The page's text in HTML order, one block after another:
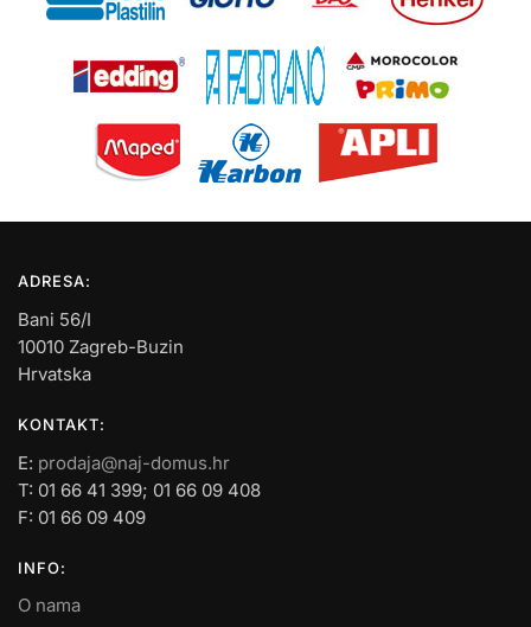
ADRESA:
Bani 56/I
10010 Zagreb-Buzin
Hrvatska
KONTAKT:
E: prodaja@naj-domus.hr
T: 01 66 41 399; 01 66 09 408
F: 01 66 09 409
INFO:
O nama